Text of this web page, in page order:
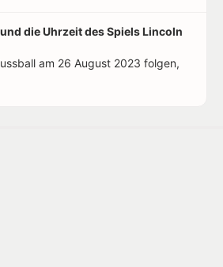
die Uhrzeit des Spiels Lincoln
am 26 August 2023 folgen,